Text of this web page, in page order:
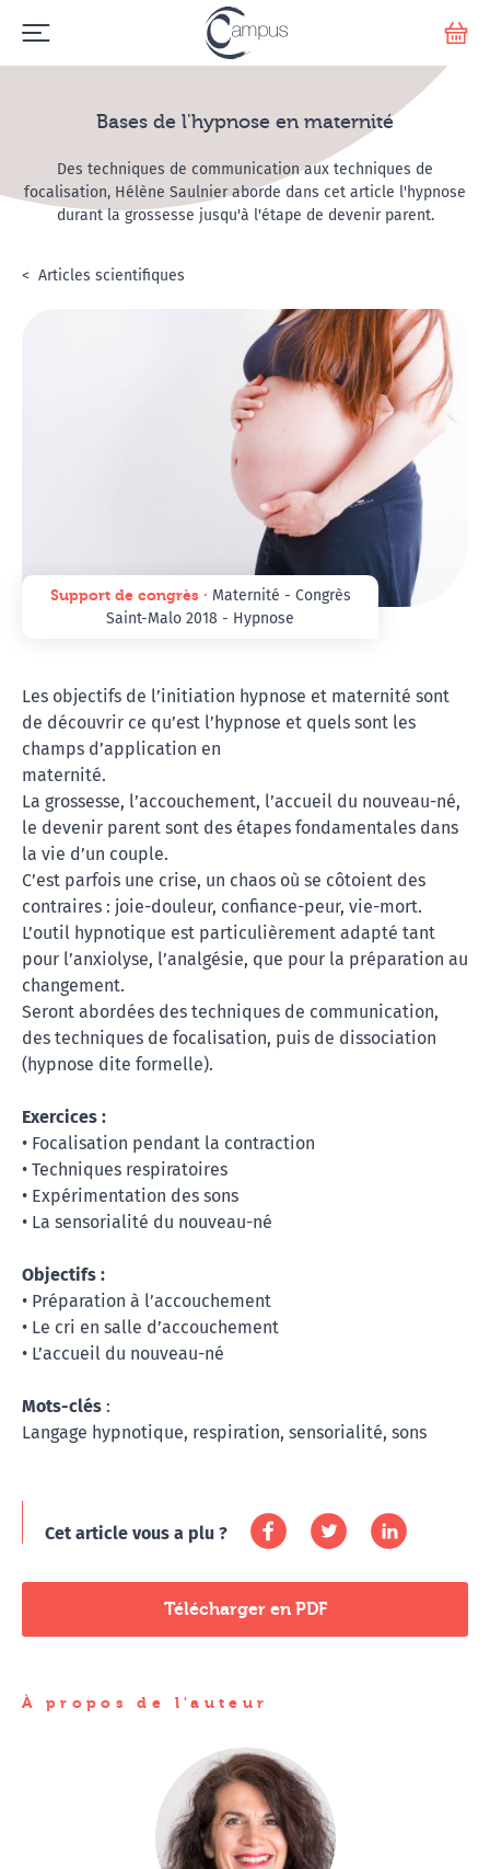
Bases de l'hypnose en maternité
Des techniques de communication aux techniques de
focalisation, Hélène Saulnier aborde dans cet article l'hypnose
durant la grossesse jusqu'à l'étape de devenir parent.
Accueil
L'hypnose
Articles scientifiques
Support de congrès ∙ Maternité - Congrès
Saint-Malo 2018 - Hypnose
Les objectifs de l’initiation hypnose et maternité sont
de découvrir ce qu’est l’hypnose et quels sont les
champs d’application en
maternité.
La grossesse, l’accouchement, l’accueil du nouveau-né,
le devenir parent sont des étapes fondamentales dans
la vie d’un couple.
C’est parfois une crise, un chaos où se côtoient des
contraires : joie-douleur, confiance-peur, vie-mort.
L’outil hypnotique est particulièrement adapté tant
pour l’anxiolyse, l’analgésie, que pour la préparation au
changement.
Seront abordées des techniques de communication,
des techniques de focalisation, puis de dissociation
(hypnose dite formelle).
Exercices :
• Focalisation pendant la contraction
• Techniques respiratoires
• Expérimentation des sons
• La sensorialité du nouveau-né
Objectifs :
• Préparation à l’accouchement
• Le cri en salle d’accouchement
• L’accueil du nouveau-né
Mots-clés :
Langage hypnotique, respiration, sensorialité, sons
Cet article vous a plu ?
Télécharger en PDF
À propos de l'auteur